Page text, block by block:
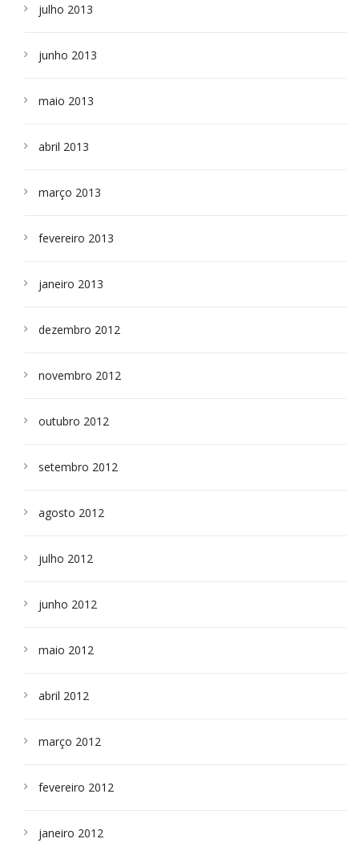
julho 2013
junho 2013
maio 2013
abril 2013
março 2013
fevereiro 2013
janeiro 2013
dezembro 2012
novembro 2012
outubro 2012
setembro 2012
agosto 2012
julho 2012
junho 2012
maio 2012
abril 2012
março 2012
fevereiro 2012
janeiro 2012